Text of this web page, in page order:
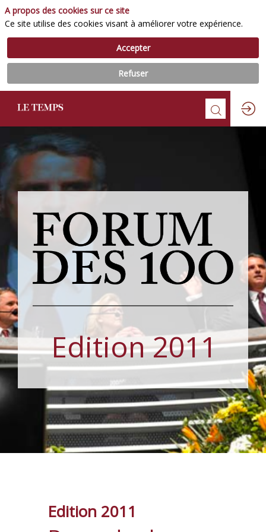
Edition 2011
Edition 2011
A propos des cookies sur ce site
Ce site utilise des cookies visant à améliorer votre expérience.
Accepter
Refuser